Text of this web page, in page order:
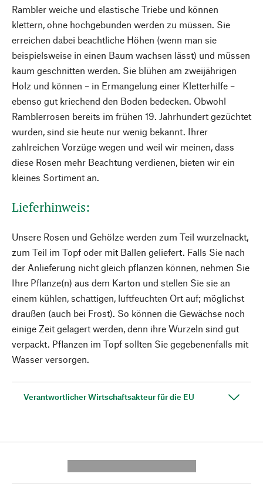
Rambler weiche und elastische Triebe und können
klettern, ohne hochgebunden werden zu müssen. Sie
erreichen dabei beachtliche Höhen (wenn man sie
beispielsweise in einen Baum wachsen lässt) und müssen
kaum geschnitten werden. Sie blühen am zweijährigen
Holz und können – in Ermangelung einer Kletterhilfe –
ebenso gut kriechend den Boden bedecken. Obwohl
Ramblerrosen bereits im frühen 19. Jahrhundert gezüchtet
wurden, sind sie heute nur wenig bekannt. Ihrer
zahlreichen Vorzüge wegen und weil wir meinen, dass
diese Rosen mehr Beachtung verdienen, bieten wir ein
kleines Sortiment an.
Lieferhinweis:
Unsere Rosen und Gehölze werden zum Teil wurzelnackt,
zum Teil im Topf oder mit Ballen geliefert. Falls Sie nach
der Anlieferung nicht gleich pflanzen können, nehmen Sie
Ihre Pflanze(n) aus dem Karton und stellen Sie sie an
einem kühlen, schattigen, luftfeuchten Ort auf; möglichst
draußen (auch bei Frost). So können die Gewächse noch
einige Zeit gelagert werden, denn ihre Wurzeln sind gut
verpackt. Pflanzen im Topf sollten Sie gegebenenfalls mit
Wasser versorgen.
Verantwortlicher Wirtschaftsakteur für die EU